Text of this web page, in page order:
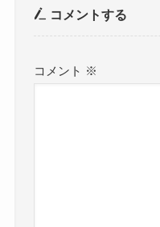
コメントする
コメント ※